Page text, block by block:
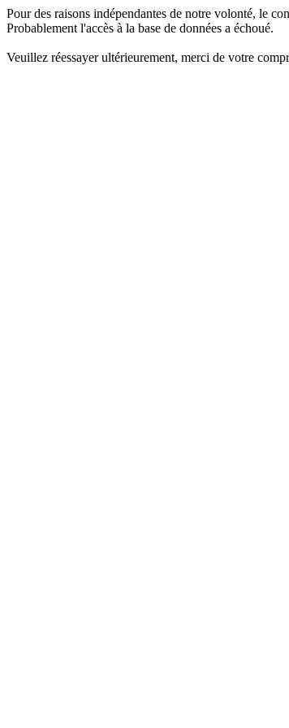
Pour des raisons indépendantes de notre volonté, le
Probablement l'accès à la base de données a échoué.
Veuillez réessayer ultérieurement, merci de votre